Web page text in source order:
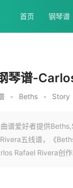
首页 钢琴谱
琴谱-
• Beths • Story
谱爱好者提供
五线谱，《
Rafael Rivera创作